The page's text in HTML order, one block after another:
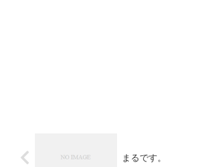
まるです。